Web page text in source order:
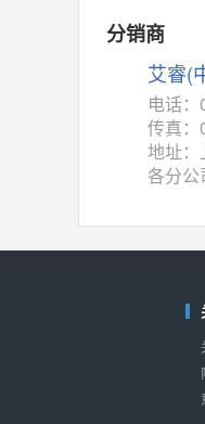
相同功能
相同功能
相同功能
相同功能
相同功能
分销商
艾睿(
电话
传真：
地址：
各分公